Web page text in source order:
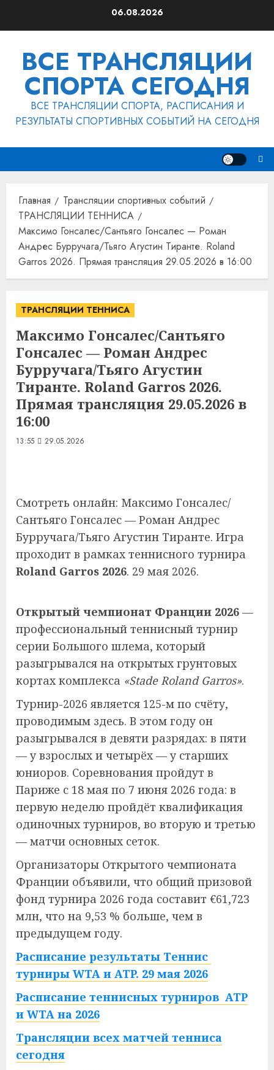
06.08.2026
ВСЕ ТРАНСЛЯЦИИ
СПОРТА СЕГОДНЯ
ВСЕ ТРАНСЛЯЦИИ СПОРТА, РАСПИСАНИЯ И
РЕЗУЛЬТАТЫ СПОРТИВНЫХ СОБЫТИЙ НА СЕГОДНЯ
Главная
Трансляции спортивных событий
ТРАНСЛЯЦИИ ТЕННИСА
Максимо Гонсалес/Сантьяго Гонсалес — Роман
Андрес Бурручага/Тьяго Агустин Тиранте. Roland
Garros 2026. Прямая трансляция 29.05.2026 в 16:00
ТРАНСЛЯЦИИ ТЕННИСА
Максимо Гонсалес/Сантьяго
Гонсалес — Роман Андрес
Бурручага/Тьяго Агустин
Тиранте. Roland Garros 2026.
Прямая трансляция 29.05.2026 в
16:00
13:55 29.05.2026
Смотреть онлайн: Максимо Гонсалес/
Сантьяго Гонсалес — Роман Андрес
Бурручага/Тьяго Агустин Тиранте. Игра
проходит в рамках теннисного турнира
Roland Garros 2026. 29 мая 2026.
Открытый чемпионат Франции 2026 —
профессиональный теннисный турнир
серии Большого шлема, который
разыгрывался на открытых грунтовых
кортах комплекса «Stade Roland Garros».
Турнир-2026 является 125-м по счёту,
проводимым здесь. В этом году он
разыгрывался в девяти разрядах: в пяти
— у взрослых и четырёх — у старших
юниоров. Соревнования пройдут в
Париже с 18 мая по 7 июня 2026 года: в
первую неделю пройдёт квалификация
одиночных турниров, во вторую и третью
— матчи основных сеток.
Организаторы Открытого чемпионата
Франции объявили, что общий призовой
фонд турнира 2026 года составит €61,723
млн, что на 9,53 % больше, чем в
предыдущем году.
Расписание результаты Теннис
турниры WTA и ATP. 29 мая 2026
Расписание теннисных турниров ATP
и WTA на 2026
Трансляции всех матчей тенниса
сегодня